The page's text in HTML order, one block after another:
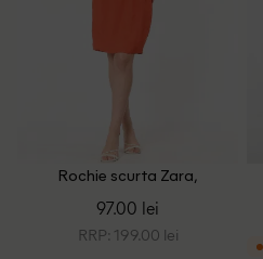
Rochie scurta Zara,
97.00 lei
RRP: 199.00 lei